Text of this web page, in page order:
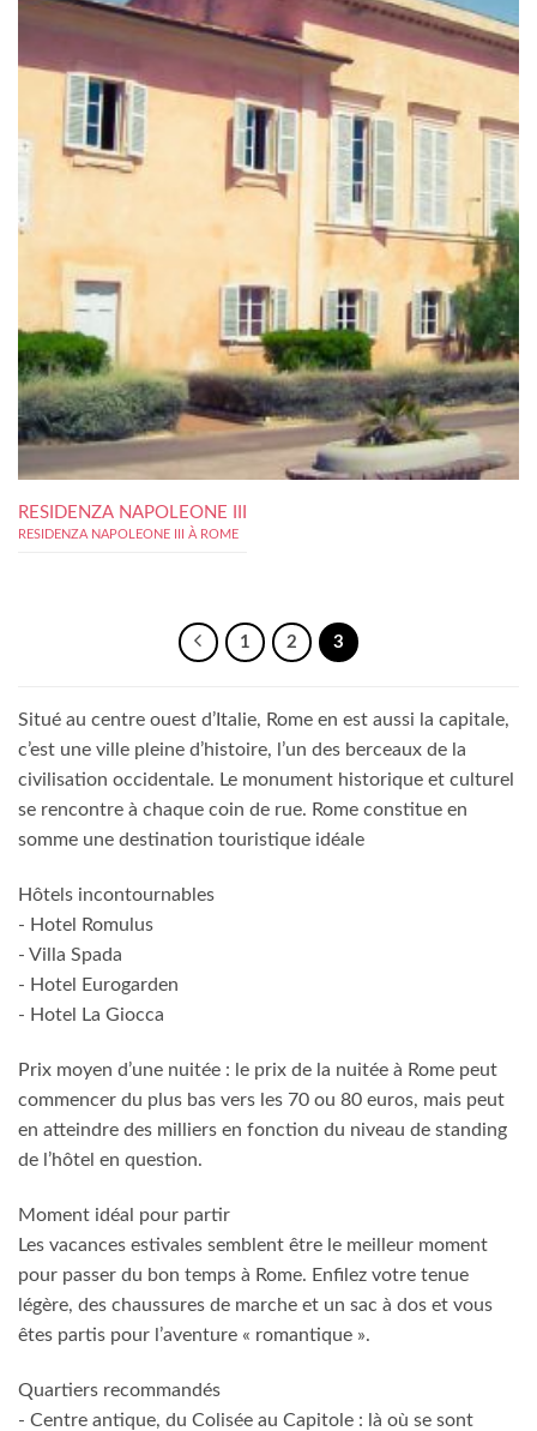
RESIDENZA NAPOLEONE III
RESIDENZA NAPOLEONE III À ROME
1 2 3
Situé au centre ouest d’Italie, Rome en est aussi la capitale,
c’est une ville pleine d’histoire, l’un des berceaux de la
civilisation occidentale. Le monument historique et culturel
se rencontre à chaque coin de rue. Rome constitue en
somme une destination touristique idéale
Hôtels incontournables
- Hotel Romulus
- Villa Spada
- Hotel Eurogarden
- Hotel La Giocca
Prix moyen d’une nuitée : le prix de la nuitée à Rome peut
commencer du plus bas vers les 70 ou 80 euros, mais peut
en atteindre des milliers en fonction du niveau de standing
de l’hôtel en question.
Moment idéal pour partir
Les vacances estivales semblent être le meilleur moment
pour passer du bon temps à Rome. Enfilez votre tenue
légère, des chaussures de marche et un sac à dos et vous
êtes partis pour l’aventure « romantique ».
Quartiers recommandés
- Centre antique, du Colisée au Capitole : là où se sont